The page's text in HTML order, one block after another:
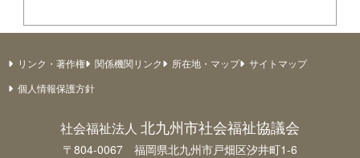
リンク・著作権 関係機関リンク 所在地・マップ
サイトマップ
個人情報保護方針
社会福祉法人 北九州市社会福祉協議会
〒804-0067 福岡県北九州市戸畑区汐井町1-6